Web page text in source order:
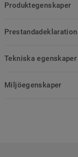
Produktegenskaper
Prestandadeklaration
Tekniska egenskaper
Miljöegenskaper